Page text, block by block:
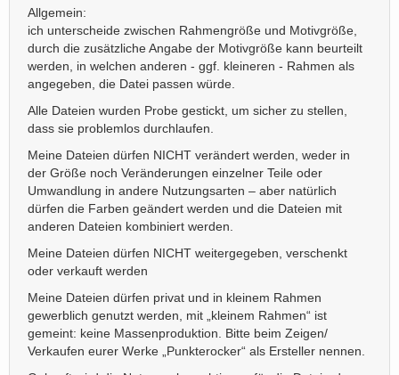
Allgemein:
ich unterscheide zwischen Rahmengröße und Motivgröße,
durch die zusätzliche Angabe der Motivgröße kann beurteilt
werden, in welchen anderen - ggf. kleineren - Rahmen als
angegeben, die Datei passen würde.
Alle Dateien wurden Probe gestickt, um sicher zu stellen,
dass sie problemlos durchlaufen.
Meine Dateien dürfen NICHT verändert werden, weder in
der Größe noch Veränderungen einzelner Teile oder
Umwandlung in andere Nutzungsarten – aber natürlich
dürfen die Farben geändert werden und die Dateien mit
anderen Dateien kombiniert werden.
Meine Dateien dürfen NICHT weitergegeben, verschenkt
oder verkauft werden
Meine Dateien dürfen privat und in kleinem Rahmen
gewerblich genutzt werden, mit „kleinem Rahmen“ ist
gemeint: keine Massenproduktion. Bitte beim Zeigen/
Verkaufen eurer Werke „Punkterocker“ als Ersteller nennen.